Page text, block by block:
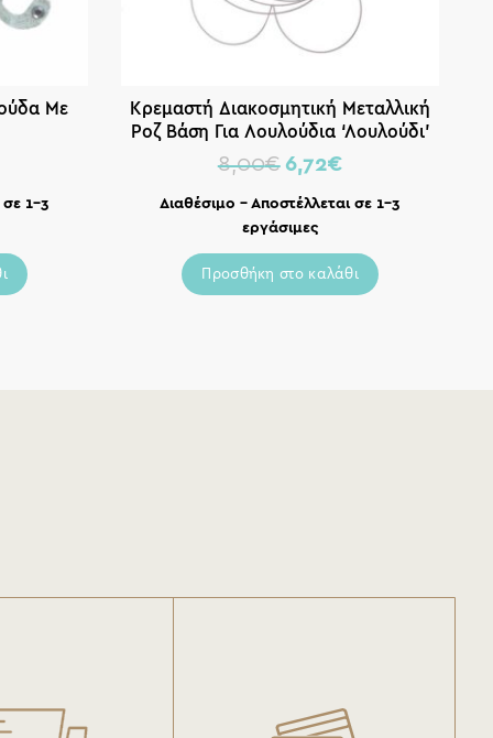
Με
σε 1-3
Κρεμαστή Διακοσμητική Μεταλλική
Ροζ Βάση Για Λουλούδια ‘Λουλούδι’
45×42, Inart
8,00€ 6,72€
Διαθέσιμο – Αποστέλλεται σε 1-3
εργάσιμες
Προσθήκη στο καλάθι